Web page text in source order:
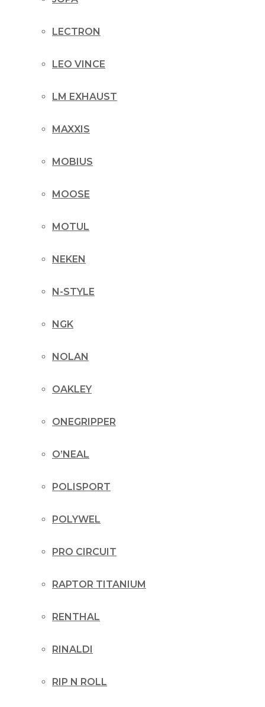
LECTRON
LEO VINCE
LM EXHAUST
MAXXIS
MOBIUS
MOOSE
MOTUL
NEKEN
N-STYLE
NGK
NOLAN
OAKLEY
ONEGRIPPER
O’NEAL
POLISPORT
POLYWEL
PRO CIRCUIT
RAPTOR TITANIUM
RENTHAL
RINALDI
RIP N ROLL